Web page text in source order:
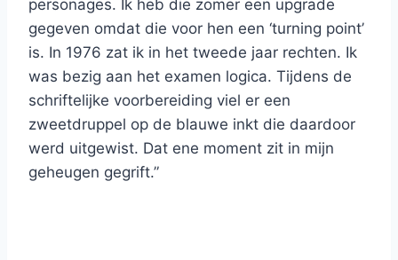
personages. Ik heb die zomer een upgrade
gegeven omdat die voor hen een ‘turning point’
is. In 1976 zat ik in het tweede jaar rechten. Ik
was bezig aan het examen logica. Tijdens de
schriftelijke voorbereiding viel er een
zweetdruppel op de blauwe inkt die daardoor
werd uitgewist. Dat ene moment zit in mijn
geheugen gegrift.”